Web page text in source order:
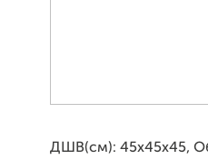
ДШВ(см): 45х45х45,